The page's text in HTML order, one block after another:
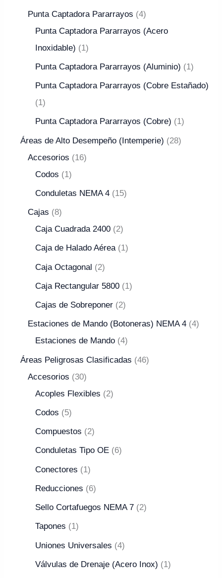
Punta Captadora Pararrayos
4
Punta Captadora Pararrayos (Acero
Inoxidable)
1
Punta Captadora Pararrayos (Aluminio) 1
Punta Captadora Pararrayos (Cobre Estañado)
1
Punta Captadora Pararrayos (Cobre) 1
Áreas de Alto Desempeño (Intemperie)
28
Accesorios
16
Codos
1
Conduletas NEMA 4 15
Cajas
8
Caja Cuadrada 2400
2
Caja de Halado Aérea 1
Caja Octagonal 2
Caja Rectangular 5800 1
Cajas de Sobreponer 2
Estaciones de Mando (Botoneras) NEMA 4 4
Estaciones de Mando 4
Áreas Peligrosas Clasificadas
46
Accesorios
30
Acoples Flexibles
2
Codos 5
Compuestos 2
Conduletas Tipo OE 6
Conectores 1
Reducciones 6
Sello Cortafuegos NEMA 7 2
Tapones 1
Uniones Universales 4
Válvulas de Drenaje (Acero Inox) 1